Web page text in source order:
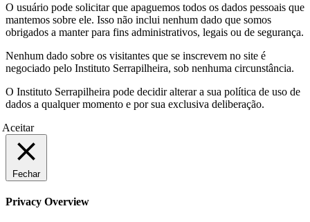
O usuário pode solicitar que apaguemos todos os dados pessoais que
mantemos sobre ele. Isso não inclui nenhum dado que somos
obrigados a manter para fins administrativos, legais ou de segurança.
Nenhum dado sobre os visitantes que se inscrevem no site é
negociado pelo Instituto Serrapilheira, sob nenhuma circunstância.
O Instituto Serrapilheira pode decidir alterar a sua política de uso de
dados a qualquer momento e por sua exclusiva deliberação.
Aceitar
Fechar
Privacy Overview